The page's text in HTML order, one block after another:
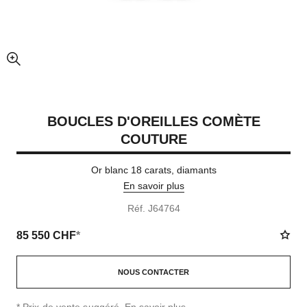
agrandissement
BOUCLES D'OREILLES COMÈTE
COUTURE
Or blanc 18 carats, diamants
En savoir plus
Réf. J64764
85 550 CHF*
NOUS CONTACTER